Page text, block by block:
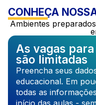
CONHEÇA
Ambientes
As vagas
são limitadas
Preencha seus
educacional. Em
todas as
início das aulas -